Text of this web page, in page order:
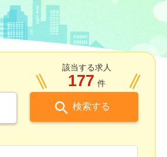
該当する求人
177 件
検索する